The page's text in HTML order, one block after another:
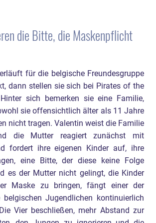
die Bitte, die Maskenpflicht
für die belgische Freundesgruppe
dann stellen sie sich bei Pirates of the
sich bemerken sie eine Familie,
sie offensichtlich älter als 11 Jahre
nicht tragen. Valentin weist die Familie
die Mutter reagiert zunächst mit
fordert ihre eigenen Kinder auf, ihre
eine Bitte, der diese keine Folge
es der Mutter nicht gelingt, die Kinder
Maske zu bringen, fängt einer der
Jugendlichen kontinuierlich
Vier beschließen, mehr Abstand zur